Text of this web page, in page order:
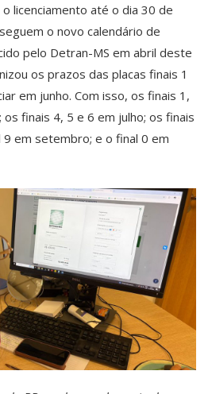
licenciamento até o dia 30 de
o novo calendário de
pelo Detran-MS em abril deste
os prazos das placas finais 1
em junho. Com isso, os finais 1,
finais 4, 5 e 6 em julho; os finais
em setembro; e o final 0 em